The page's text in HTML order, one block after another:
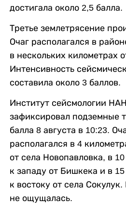
достигала около 2,5 балла.
Третье землетрясение
Очаг располагался в
в нескольких километрах
Интенсивность
составила около 3 баллов.
Институт сейсмологии
зафиксировал подземные
балла 8 августа в 10:23.
располагался в 4
от села Новопавловка, в
к западу от Бишкека и в
к востоку от села
не ощущалась.